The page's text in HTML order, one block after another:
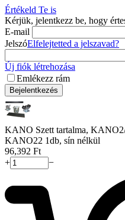
Értékeld Te is
Kérjük, jelentkezz be, hogy
E-mail
JelszóElfelejtetted a jelszavad?
Új fiók létrehozása
Emlékezz rám
Bejelentkezés
KANO Szett tartalma,
KANO22 1db, sín nélkül
96,392 Ft
+
−